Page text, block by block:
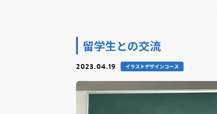
留学生との交流
2023.04.19 イラストデザインコース